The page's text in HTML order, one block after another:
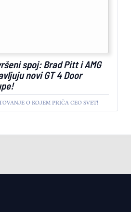
spoj: Brad Pitt i AMG
novi GT 4 Door
O KOJEM PRIČA CEO SVET!